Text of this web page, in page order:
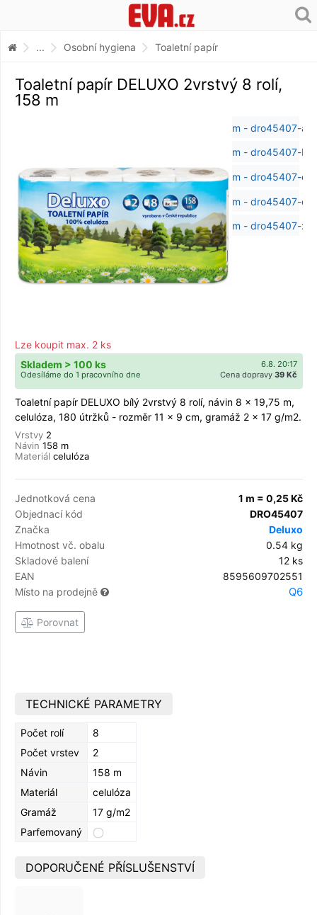
... Osobní hygiena Toaletní papír
Toaletní papír DELUXO 2vrstvý 8 rolí,
158 m
Lze koupit max. 2 ks
6.8. 20:17
Skladem > 100 ks
Cena dopravy 39 Kč
Odesíláme do 1 pracovního dne
Toaletní papír DELUXO bílý 2vrstvý 8 rolí, návin 8 x 19,75 m,
celulóza, 180 útržků - rozměr 11 x 9 cm, gramáž 2 x 17 g/m2.
Vrstvy 2
Návin 158 m
Materiál celulóza
Jednotková cena
1 m = 0,25 Kč
Objednací kód
DRO45407
Značka
Deluxo
Hmotnost vč. obalu
0.54 kg
Skladové balení
12 ks
EAN
8595609702551
Místo na prodejně
Q6
Porovnat
TECHNICKÉ PARAMETRY
Počet rolí
8
Počet vrstev
2
Návin
158 m
Materiál
celulóza
Gramáž
17 g/m2
Parfemovaný
DOPORUČENÉ PŘÍSLUŠENSTVÍ